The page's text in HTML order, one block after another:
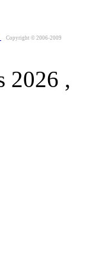
Copyright © 2006-2009
2026 ,